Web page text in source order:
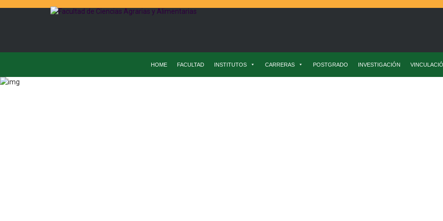
HOME FACULTAD INSTITUTOS CARRERAS POSTGRADO INVESTIGACIÓN